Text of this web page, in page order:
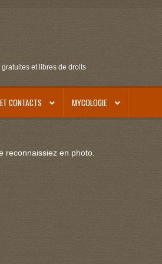
et libres de droits
CONTACTS MYCOLOGIE
reconnaissiez en photo.